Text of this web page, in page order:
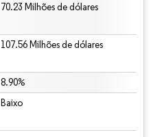
70.23 Milhões de dólares
107.56 Milhões de dólares
8.90%
Baixo